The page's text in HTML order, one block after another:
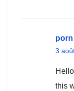
porn
3
this